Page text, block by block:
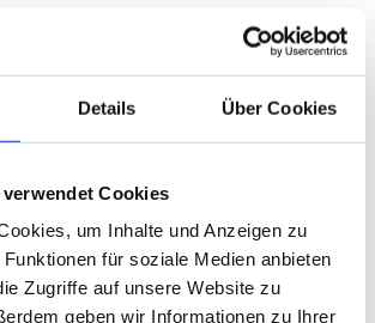
Details Über Cookies
Cookies
um Inhalte und Anzeigen zu
für soziale Medien anbieten
Zugriffe auf unsere Website zu
geben wir Informationen zu Ihrer
Zum Presse-Service
Zum Wissensportal